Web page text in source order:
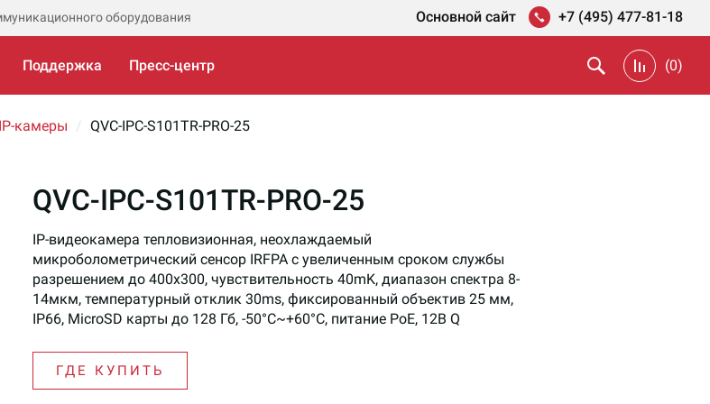
оборудования Основной сайт +7 (495) 477-81-18
Поддержка Пресс-центр (0)
камеры QVC-IPC-S101TR-PRO-25
QVC-IPC-S101TR-PRO-25
IP-видеокамера тепловизионная, неохлаждаемый
микроболометрический сенсор IRFPA с увеличенным сроком службы
разрешением до 400х300, чувствительность 40mK, диапазон спектра 8-
14мкм, температурный отклик 30ms, фиксированный объектив 25 мм,
IP66, MicroSD карты до 128 Гб, -50°C~+60°C, питание PoE, 12В Q
ГДЕ КУПИТЬ